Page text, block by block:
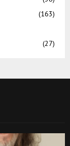
(163)
(27)